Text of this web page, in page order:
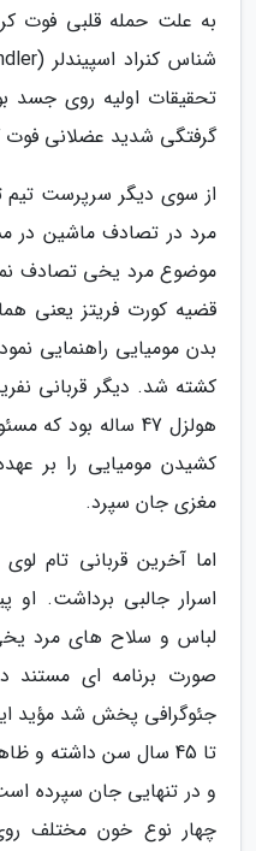
به علت حمله قلبی فوت
تحقیقات اولیه روی جسد
گرفتگی شدید عضلانی فوت
مرد در تصادف ماشین در
موضوع مرد یخی تصادف
قضیه کورت فریتز یعنی
بدن مومیایی راهنمایی
کشته شد. دیگر قربانی
هولزل 47 ساله بود
کشیدن مومیایی را بر
مغزی جان سپرد.
اما آخرین قربانی تام
اسرار جالبی برداشت.
لباس و سلاح های مرد
تا 45 سال سن داشته و
و در تنهایی جان سپرده
چهار نوع خون مختلف